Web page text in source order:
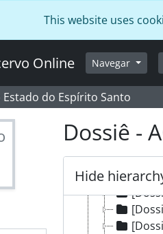
This website uses
Online Navegar
do Espírito Santo
Dossiê -
Hide
[Dossiê]
[Dossiê]